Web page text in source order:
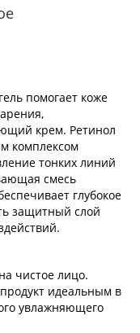
помогает коже
крем. Ретинол
комплексом
тонких линий
смесь
глубокое
защитный слой
чистое лицо.
идеальным в
увлажняющего